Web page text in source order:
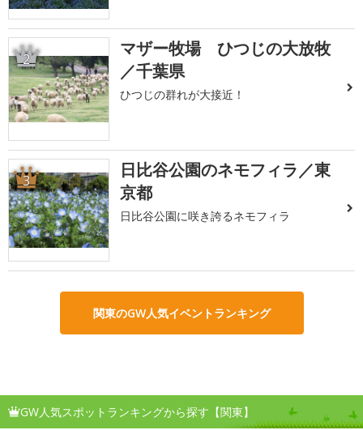
2
マザー牧場 ひつじの大放牧
／千葉県
ひつじの群れが大接近！
3
日比谷公園のネモフィラ／東
京都
日比谷公園に咲き誇るネモフィラ
関東のGW人気イベントランキング
GW人気スポットランキングから探す【関東】